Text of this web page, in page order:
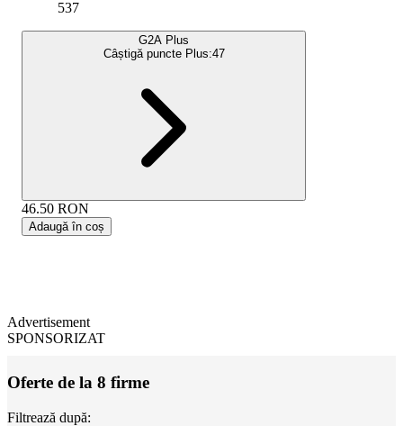
537
G2A Plus
Câștigă puncte Plus:47
46.50 RON
Adaugă în coș
Advertisement
SPONSORIZAT
Oferte de la 8 firme
Filtrează după: